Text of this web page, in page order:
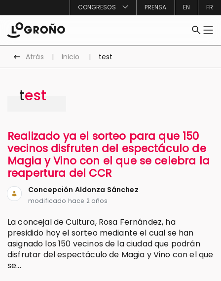
CONGRESOS PRENSA EN FR
Atrás Inicio test
test
Realizado ya el sorteo para que 150
vecinos disfruten del espectáculo de
Magia y Vino con el que se celebra la
reapertura del CCR
Concepción Aldonza Sánchez
modificado hace 2 años
La concejal de Cultura, Rosa Fernández, ha
presidido hoy el sorteo mediante el cual se han
asignado los 150 vecinos de la ciudad que podrán
disfrutar del espectáculo de Magia y Vino con el que
se...